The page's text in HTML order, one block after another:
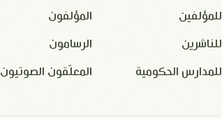
للمؤلفين
للناشرين
للمدارس الحكومية
المؤلفون
الرسامون
المعلّقون الصوتيون